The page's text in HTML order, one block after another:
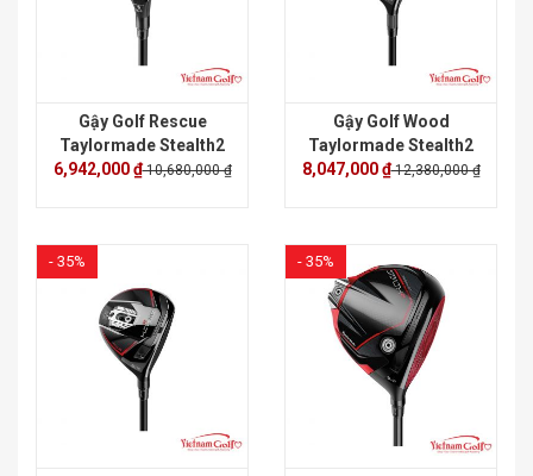
Gậy Golf Rescue
Taylormade Stealth2
Plus
6,942,000 ₫10,680,000 ₫
Gậy Golf Wood
Taylormade Stealth2
8,047,000 ₫12,380,000 ₫
- 35% - 35%